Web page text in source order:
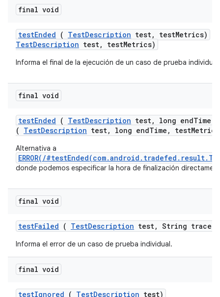
final void
testEnded ( TestDescription test, testMetrics)
TestDescription test, testMetrics)
Informa el final de la ejecución de un caso de prueba individual.
final void
testEnded ( TestDescription test, long endTime
( TestDescription test, long endTime,
Alternativa a
ERROR(/
donde podemos especificar la hora de finalización
final void
testFailed ( TestDescription test, String trace)
Informa el error de un caso de prueba individual.
final void
testIgnored ( TestDescription test)